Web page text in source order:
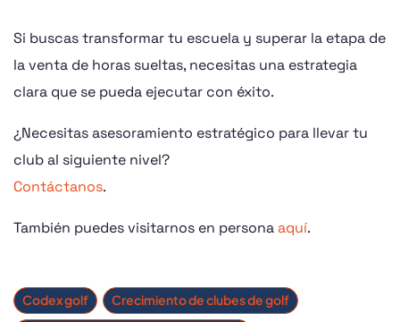
Si buscas transformar tu escuela y superar la etapa de
la venta de horas sueltas, necesitas una estrategia
clara que se pueda ejecutar con éxito.
¿Necesitas asesoramiento estratégico para llevar tu
club al siguiente nivel?
Contáctanos.
También puedes visitarnos en personaaquí.
Codex golf
Crecimiento de clubes de golf